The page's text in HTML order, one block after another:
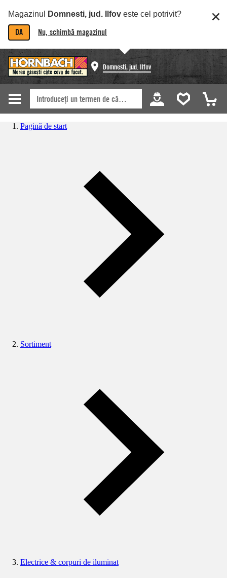
Magazinul Domnesti, jud. Ilfov este cel potrivit?
DA Nu, schimbă magazinul
Domnesti, jud. Ilfov
Pagină de start
Sortiment
Electrice & corpuri de iluminat